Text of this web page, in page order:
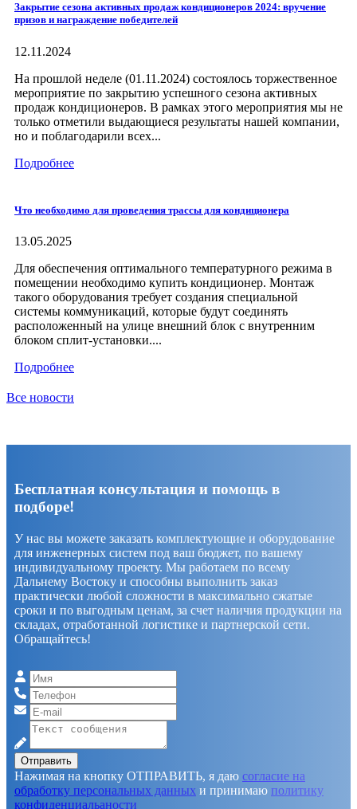
Закрытие сезона активных продаж кондиционеров 2024: вручение
призов и награждение победителей
12.11.2024
На прошлой неделе (01.11.2024) состоялось торжественное
мероприятие по закрытию успешного сезона активных
продаж кондиционеров. В рамках этого мероприятия мы не
только отметили выдающиеся результаты нашей компании,
но и поблагодарили всех...
Подробнее
Что необходимо для проведения трассы для кондиционера
13.05.2025
Для обеспечения оптимального температурного режима в
помещении необходимо купить кондиционер. Монтаж
такого оборудования требует создания специальной
системы коммуникаций, которые будут соединять
расположенный на улице внешний блок с внутренним
блоком сплит-установки....
Подробнее
Все новости
Бесплатная консультация и помощь в
подборе!
У нас вы можете заказать комплектующие и оборудование
для инженерных систем под ваш бюджет, по вашему
индивидуальному проекту. Мы работаем по всему
Дальнему Востоку и способны выполнить заказ
практически любой сложности в максимально сжатые
сроки и по выгодным ценам, за счет наличия продукции на
складах, отработанной логистике и партнерской сети.
Обращайтесь!
Отправить
Нажимая на кнопку ОТПРАВИТЬ, я даю согласие на
обработку персональных данных и принимаю политику
конфиденциальаности